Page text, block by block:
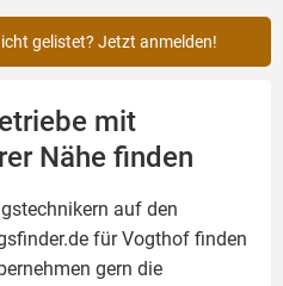
gelistet? Jetzt anmelden!
mit
Nähe finden
auf den
für Vogthof finden
gern die